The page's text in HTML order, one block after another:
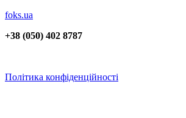
foks.ua
+38 (050) 402 8787
Політика конфіденційності